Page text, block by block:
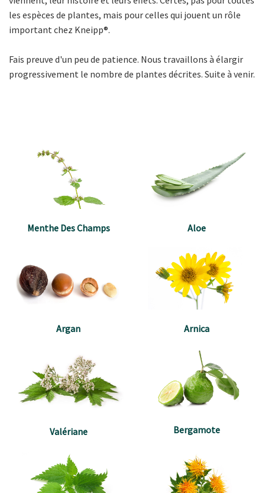
les espèces de plantes, mais pour celles qui jouent un rôle
important chez Kneipp®.
Fais preuve d'un peu de patience. Nous travaillons à élargir
progressivement le nombre de plantes décrites. Suite à venir.
Menthe Des Champs Aloe
Argan Arnica
Valériane Bergamote